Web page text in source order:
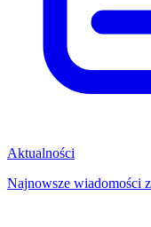
Aktualności
Najnowsze wiadomości